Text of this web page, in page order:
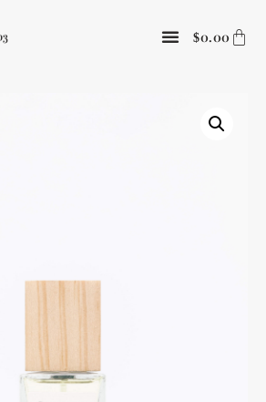
$0.00